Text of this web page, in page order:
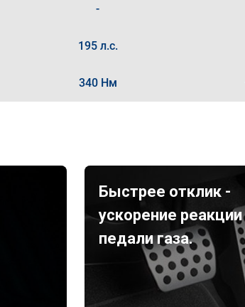
-
195 л.с.
340 Нм
Быстрее отклик -
ускорение реакции
педали газа.